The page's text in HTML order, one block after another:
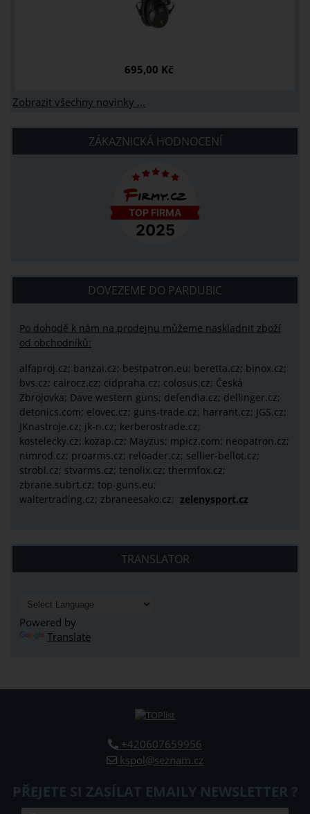
695,00 Kč
Zobrazit všechny novinky ...
ZÁKAZNICKÁ HODNOCENÍ
DOVEZEME DO PARDUBIC
Po dohodě k nám na prodejnu můžeme naskladnit zboží
od obchodníků:
alfaproj.cz; banzai.cz; bestpatron.eu; beretta.cz; binox.cz;
bvs.cz; cairocz.cz; cidpraha.cz; colosus.cz; Česká
Zbrojovka; Dave western guns; defendia.cz; dellinger.cz;
detonics.com; elovec.cz; guns-trade.cz; harrant.cz; JGS.cz;
JKnastroje.cz; jk-n.cz; kerberostrade.cz;
kostelecky.cz; kozap.cz; Mayzus; mpicz.com; neopatron.cz;
nimrod.cz; proarms.cz; reloader.cz; sellier-bellot.cz;
strobl.cz; stvarms.cz; tenolix.cz; thermfox.cz;
zbrane.subrt.cz; top-guns.eu;
waltertrading.cz; zbraneesako.cz; zelenysport.cz
TRANSLATOR
Powered by
Translate
+420607659956
kspol@seznam.cz
PŘEJETE SI ZASÍLAT EMAILY NEWSLETTER ?